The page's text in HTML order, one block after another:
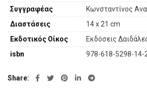
Συγγραφέας
Κωνσταντίνος
Διαστάσεις
14 x 21 cm
Εκδοτικός Οίκος
Εκδόσεις
isbn
978-618-5298-14-
Share